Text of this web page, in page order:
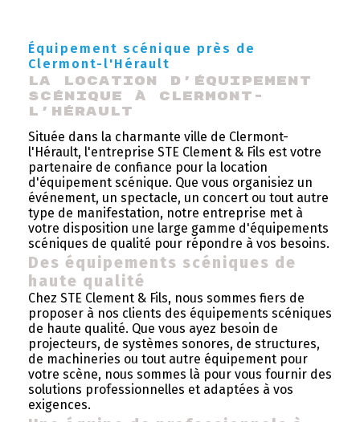
Équipement scénique près de
Clermont-l'Hérault
La location d'équipement
scénique à Clermont-
l'Hérault
Située dans la charmante ville de Clermont-
l'Hérault, l'entreprise STE Clement & Fils est votre
partenaire de confiance pour la location
d'équipement scénique. Que vous organisiez un
événement, un spectacle, un concert ou tout autre
type de manifestation, notre entreprise met à
votre disposition une large gamme d'équipements
scéniques de qualité pour répondre à vos besoins.
Des équipements scéniques de
haute qualité
Chez STE Clement & Fils, nous sommes fiers de
proposer à nos clients des équipements scéniques
de haute qualité. Que vous ayez besoin de
projecteurs, de systèmes sonores, de structures,
de machineries ou tout autre équipement pour
votre scène, nous sommes là pour vous fournir des
solutions professionnelles et adaptées à vos
exigences.